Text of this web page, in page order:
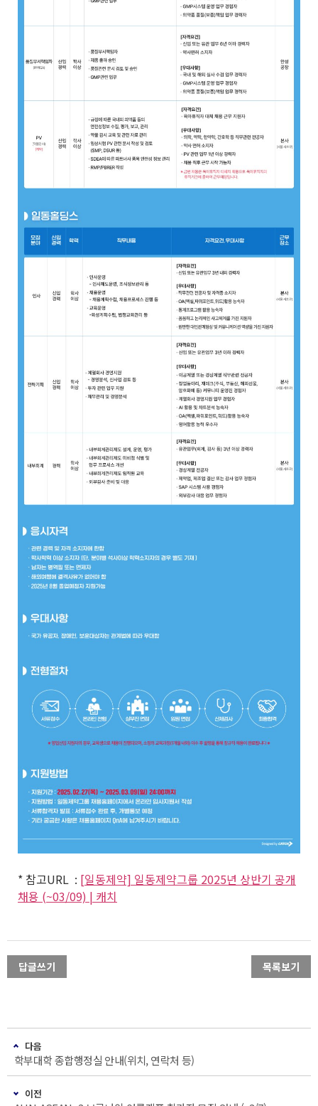
* 참고URL : [일동제약] 일동제약그룹 2025년 상반기 공개
채용 (~03/09) | 캐치
답글쓰기 목록보기
다음
학부대학 종합행정실 안내(위치, 연락처 등)
이전